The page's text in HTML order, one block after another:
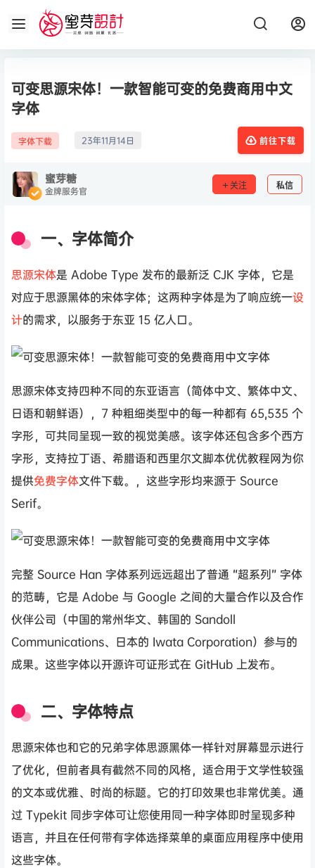
可变思源宋体！一款智能可变的免费商用中文
字体
字体下载 23年11月14日 前往下载
蜜芽糖
金牌服务官 关注 私信
一、字体简介
思源宋体是 Adobe Type 发布的最新泛 CJK 字体，它是
对应于思源黑体的宋体字体；这两种字体是为了响应统一设
计的需求，以服务于东亚 15 亿人口。
思源宋体支持四种不同的东亚语言（简体中文、繁体中文、
日语和朝鲜语），7 种粗细类型中的每一种都有 65,535 个
字形，可共同呈现一致的视觉美感。该字体还包含多个西方
字形，支持拉丁语、希腊语和西里尔文脚本优优教程网为你
提供免费字体文件下载。，这些字形均来源于 Source
Serif。
完整 Source Han 字体系列远远超出了普通 “超系列” 字体
的范畴，它是 Adobe 与 Google 之间的大量合作以及合作
伙伴公司（中国的常州华文、韩国的 Sandoll
Communications、日本的 Iwata Corporation）参与的
成果。这些字体以开源许可证形式在 GitHub 上发布。
二、字体特点
思源宋体也和它的兄弟字体思源黑体一样针对屏幕显示进行
了优化，但前者具有截然不同的风格，适合用于文学性较强
的文本或优雅、时尚的标题。它的打印效果也非常优美。通
过 Typekit 同步字体可让您使用同一种字体即时呈现多种
语言，并且在任何带有字体选择菜单的桌面应用程序中使用
这些字体。